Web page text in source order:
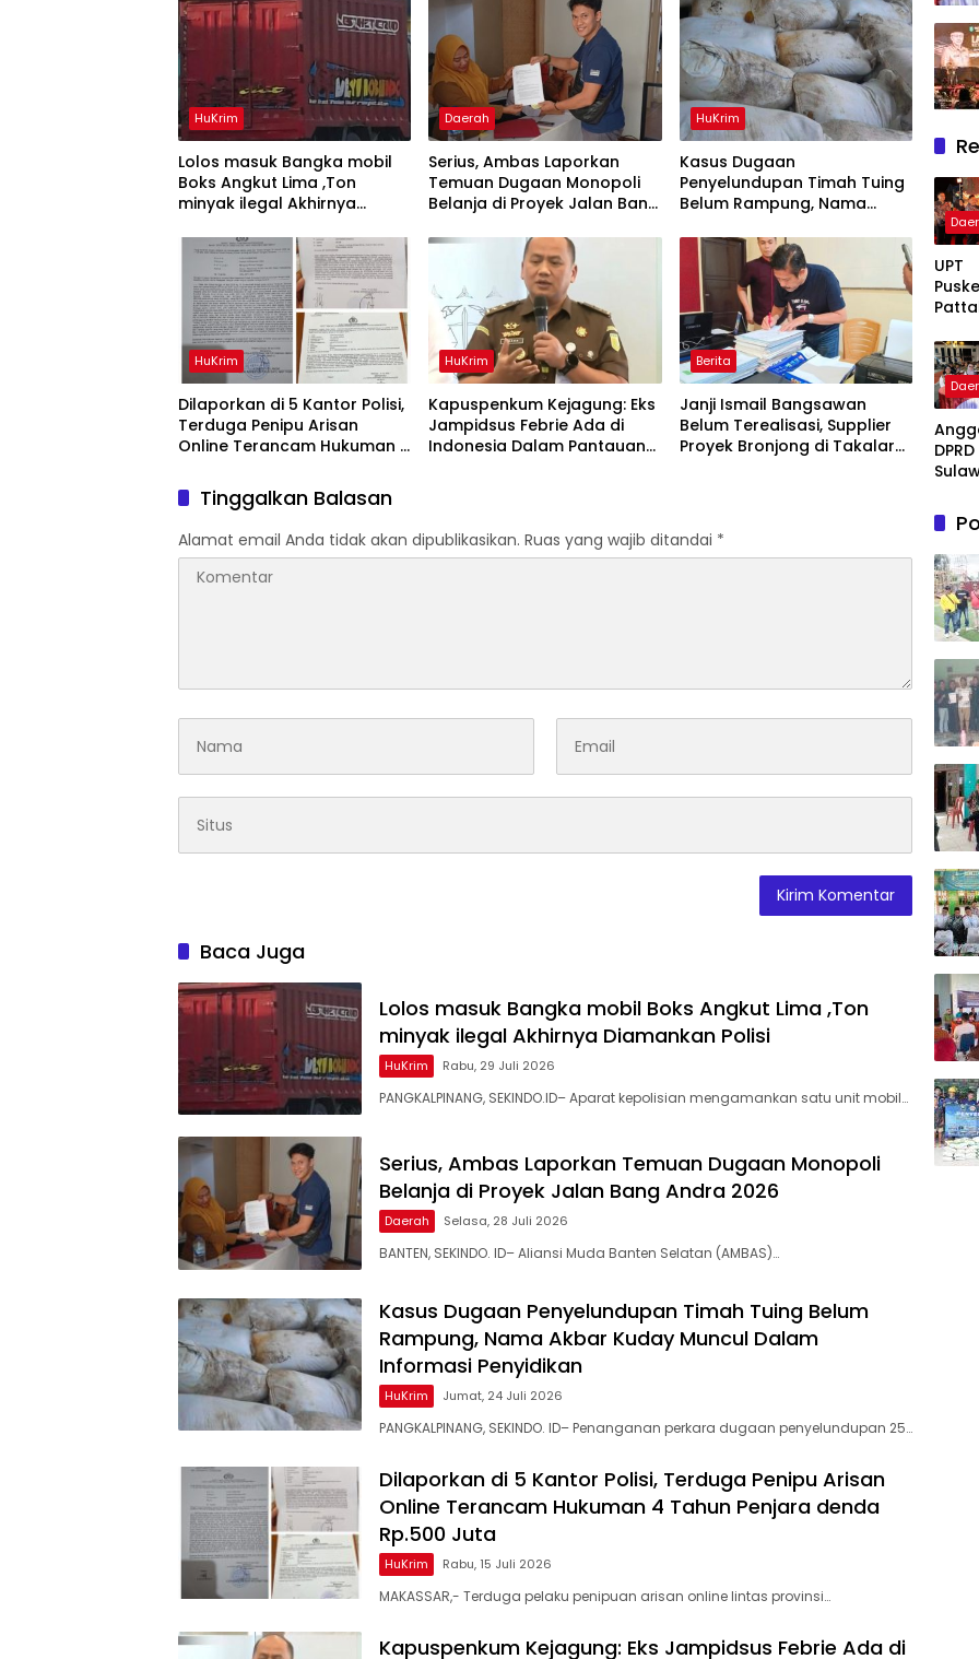
HuKrim
Lolos masuk Bangka mobil
Boks Angkut Lima ,Ton
minyak ilegal Akhirnya
Daerah
Serius, Ambas Laporkan
‎Temuan Dugaan Monopoli
Belanja di Proyek Jalan Bang
HuKrim
Kasus Dugaan
Penyelundupan Timah Tuing
Belum Rampung, Nama
Informasi Penyidikan
HuKrim
Dilaporkan di 5 Kantor Polisi,
Terduga Penipu Arisan
Online Terancam Hukuman 4
Juta
HuKrim
Kapuspenkum Kejagung: Eks
Jampidsus Febrie Ada di
Indonesia Dalam Pantauan
Berita
Janji Ismail Bangsawan
Belum Terealisasi, Supplier
Proyek Bronjong di Takalar
Tinggalkan Balasan
Alamat email Anda tidak akan dipublikasikan. Ruas yang wajib ditandai *
Baca Juga
Lolos masuk Bangka mobil Boks Angkut Lima ,Ton
minyak ilegal Akhirnya Diamankan Polisi
HuKrim Rabu, 29 Juli 2026
PANGKALPINANG, SEKINDO.ID– Aparat kepolisian mengamankan satu unit mobil…
Serius, Ambas Laporkan ‎Temuan Dugaan Monopoli
Belanja di Proyek Jalan Bang Andra 2026
Daerah Selasa, 28 Juli 2026
BANTEN, SEKINDO. ID– Aliansi Muda Banten Selatan (AMBAS)…
Kasus Dugaan Penyelundupan Timah Tuing Belum
Rampung, Nama Akbar Kuday Muncul Dalam
Informasi Penyidikan
HuKrim Jumat, 24 Juli 2026
PANGKALPINANG, SEKINDO. ID– Penanganan perkara dugaan penyelundupan 25…
Dilaporkan di 5 Kantor Polisi, Terduga Penipu Arisan
Online Terancam Hukuman 4 Tahun Penjara denda
Rp.500 Juta
HuKrim Rabu, 15 Juli 2026
MAKASSAR,- Terduga pelaku penipuan arisan online lintas provinsi…
Kapuspenkum Kejagung: Eks Jampidsus Febrie Ada di
UPT
Bukti
Fraksi
Beri
:
dan